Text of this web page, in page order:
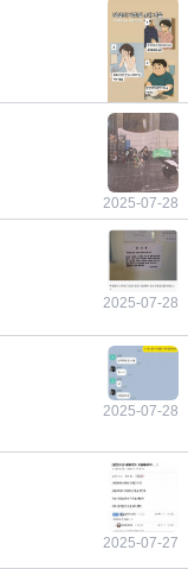
2025-07-28
2025-07-28
2025-07-28
2025-07-28
2025-07-27